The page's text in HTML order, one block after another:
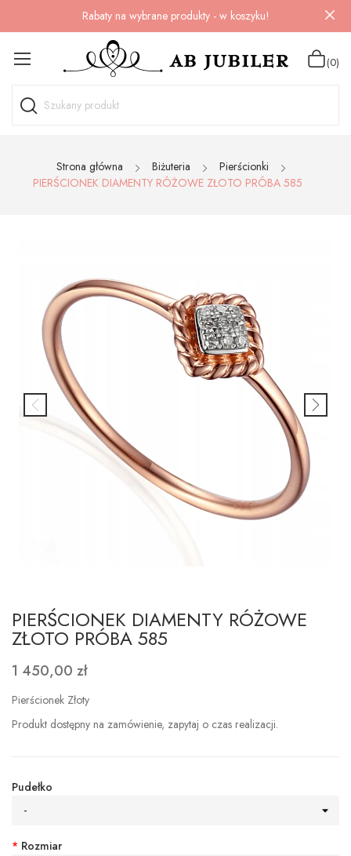
Rabaty na wybrane produkty - w koszyku!
(0)
Strona główna Biżuteria
Pierścionki
PIERŚCIONEK DIAMENTY RÓŻOWE ZŁOTO PRÓBA 585
PIERŚCIONEK DIAMENTY RÓŻOWE
ZŁOTO PRÓBA 585
1 450,00 zł
Pierścionek Złoty
Produkt dostępny na zamówienie, zapytaj o czas realizacji.
Pudełko
-
* Rozmiar